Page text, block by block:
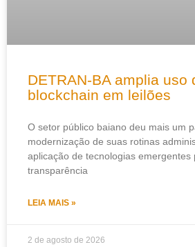
DETRAN-BA amplia uso
blockchain em leilões
O setor público baiano deu mais um
modernização de suas rotinas
aplicação de tecnologias emergentes
transparência
LEIA MAIS »
2 de agosto de 2026